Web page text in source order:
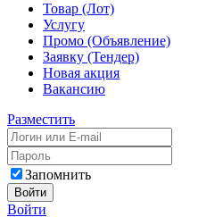
Товар (Лот)
Услугу
Промо (Объявление)
Заявку (Тендер)
Новая акция
Вакансию
Разместить
Запомнить
Войти
Войти